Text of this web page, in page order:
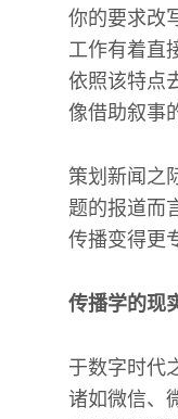
你的要求改
工作有着直
依照该特点
像借助叙事
策划新闻之
题的报道而
传播变得更
传播学的现
于数字时代
诸如微信、